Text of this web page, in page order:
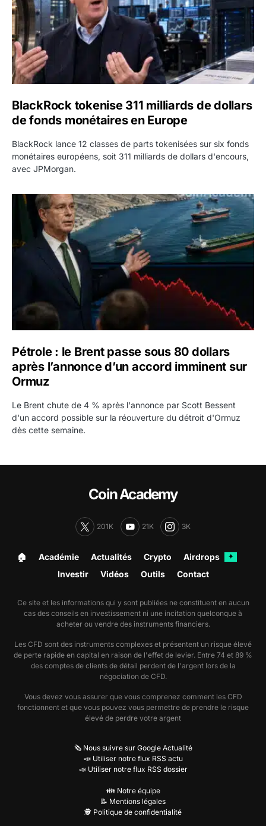
BlackRock tokenise 311 milliards de dollars
de fonds monétaires en Europe
BlackRock lance 12 classes de parts tokenisées sur six fonds
monétaires européens, soit 311 milliards de dollars d'encours,
avec JPMorgan.
Pétrole : le Brent passe sous 80 dollars après
Pétrole : le Brent passe sous 80 dollars
après l’annonce d’un accord imminent sur
Ormuz
Le Brent chute de 4 % après l'annonce par Scott Bessent
d'un accord possible sur la réouverture du détroit d'Ormuz
dès cette semaine.
Coin Academy
201K 21K 3K
🏠︎ Académie Actualités Crypto Airdrops ✦
Investir Vidéos Outils Contact
Ce site et les informations qui y sont publiées ne constituent en aucun
cas des conseils en investissement ni une incitation quelconque à
acheter ou vendre des instruments financiers.
Les CFD sont des instruments complexes et présentent un risque élevé
de perte rapide en capital en raison de l'effet de levier. Entre 74 et 89 %
des comptes de clients de détail perdent de l'argent lors de la
négociation de CFD.
Vous devez vous assurer que vous comprenez comment les CFD
fonctionnent et que vous pouvez vous permettre de prendre le risque
élevé de perdre votre argent
🗞️ Nous suivre sur Google Actualité
📣 Utiliser notre flux RSS actu
📣 Utiliser notre flux RSS dossier
👪 Notre équipe
📝 Mentions légales
🕵️ Politique de confidentialité